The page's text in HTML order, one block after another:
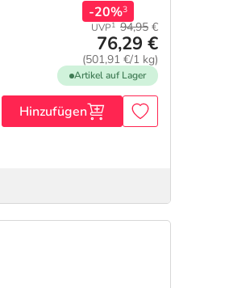
UVP1 94,95 €
76,29 €
(501,91 €/1 kg)
-20%3
Artikel auf Lager
Hinzufügen